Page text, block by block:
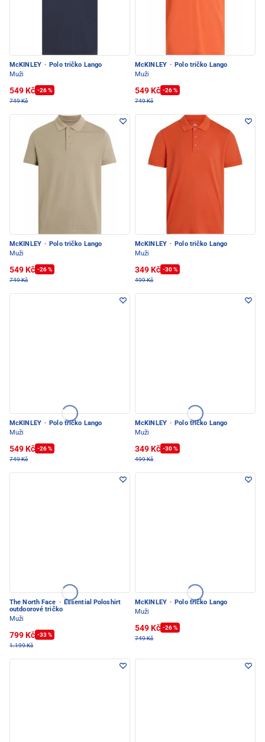
McKINLEY · Polo tričko Lango
Muži
549 Kč -26 %
749 Kč
McKINLEY · Polo tričko Lango
Muži
549 Kč -26 %
749 Kč
McKINLEY · Polo tričko Lango
Muži
549 Kč -26 %
749 Kč
McKINLEY · Polo tričko Lango
Muži
349 Kč -30 %
499 Kč
McKINLEY · Polo tričko Lango
Muži
549 Kč -26 %
749 Kč
McKINLEY · Polo tričko Lango
Muži
349 Kč -30 %
499 Kč
The North Face · Essential Poloshirt
outdoorové tričko
Muži
799 Kč -33 %
1.199 Kč
McKINLEY · Polo tričko Lango
Muži
549 Kč -26 %
749 Kč